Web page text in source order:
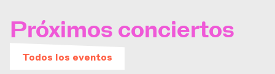
Próximos conciertos
Todos los eventos